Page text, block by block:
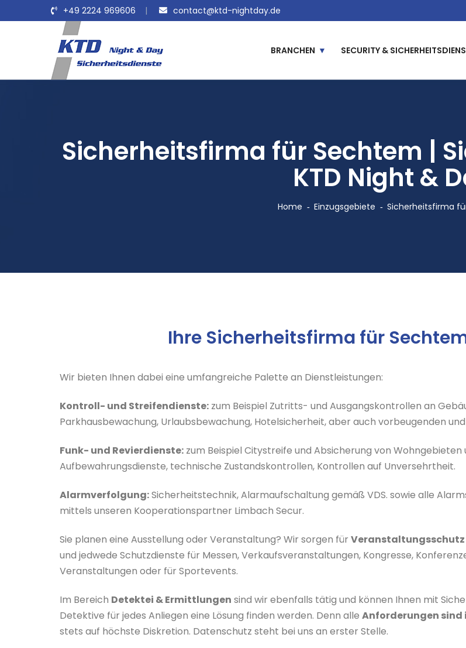
+49 2224 969606 contact@ktd-nightday.de
BRANCHEN SECURITY &
Sicherheitsfirma für Sechtem |
KTD Night &
Home Einzugsgebiete Sicherheitsfirma
Ihre Sicherheitsfirma für
Wir bieten Ihnen dabei eine umfangreiche Palette an Dienstleistungen:
Kontroll- und Streifendienste: zum Beispiel Zutritts- und Ausgangskontrollen an
Parkhausbewachung, Urlaubsbewachung, Hotelsicherheit, aber auch vorbeugenden
Funk- und Revierdienste: zum Beispiel Citystreife und Absicherung von
Aufbewahrungsdienste, technische Zustandskontrollen, Kontrollen auf Unversehrtheit.
Alarmverfolgung:Sicherheitstechnik, Alarmaufschaltung gemäß VDS. sowie alle
mittels unseren Kooperationspartner Limbach Secur.
Sie planen eine Ausstellung oder Veranstaltung? Wir sorgen für
und jedwede Schutzdienste für Messen, Verkaufsveranstaltungen, Kongresse,
Veranstaltungen oder für Sportevents.
Im Bereich Detektei & Ermittlungen sind wir ebenfalls tätig und können Ihnen mit
Detektive für jedes Anliegen eine Lösung finden werden. Denn alle Anforderungen
stets auf höchste Diskretion. Datenschutz steht bei uns an erster Stelle.